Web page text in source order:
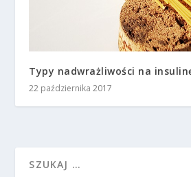
Typy nadwrażliwości na
22 października 2017